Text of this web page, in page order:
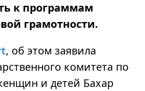
к программам
грамотности.
, об этом заявила
комитета по
и детей Бахар